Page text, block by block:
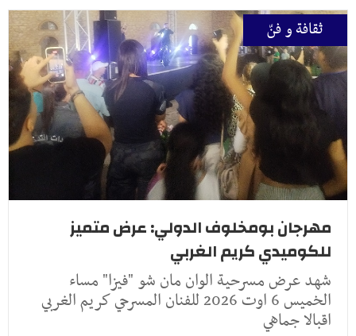
ثقافة و فنّ
مهرجان بومخلوف الدولي: عرض متميز
للكوميدي كريم الغربي
شهد عرض مسرحية الوان مان شو "فيزا" مساء
الخميس 6 اوت 2026 للفنان المسرحي كريم الغربي
اقبالا جماهي